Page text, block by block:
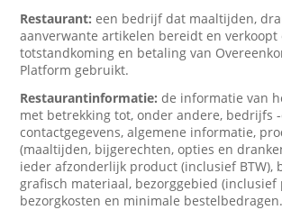
Restaurant:een bedrijf dat maaltijden,
aanverwante artikelen bereidt en verkoopt
totstandkoming en betaling van
Platform gebruikt.
Restaurantinformatie:de informatie van
met betrekking tot, onder andere, bedrijfs
contactgegevens, algemene informatie,
(maaltijden, bijgerechten, opties en
ieder afzonderlijk product (inclusief BTW),
grafisch materiaal, bezorggebied (inclusief
bezorgkosten en minimale bestelbedragen.